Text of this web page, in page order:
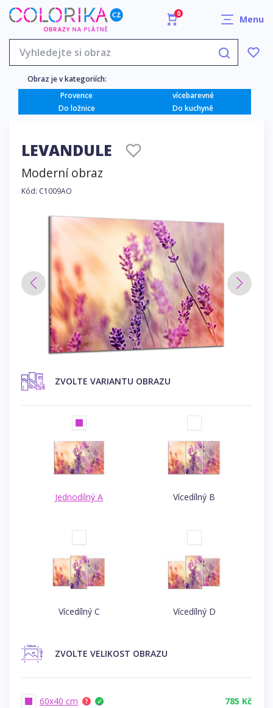
0 Menu
Obraz je v kategoriích:
Provence
vícebarevné
Do ložnice
Do kuchyně
LEVANDULE
Moderní obraz
Kód: C1009AO
ZVOLTE VARIANTU OBRAZU
Jednodílný A Vícedílný B
Vícedílný C Vícedílný D
ZVOLTE VELIKOST OBRAZU
60x40 cm ? ✓ 785 Kč